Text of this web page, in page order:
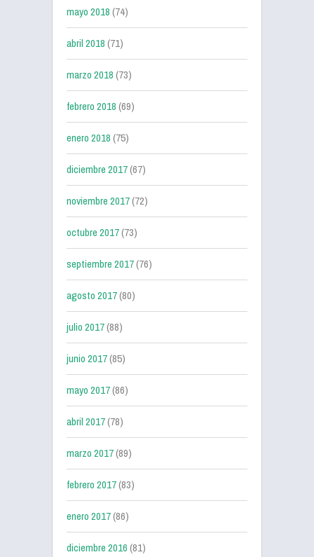
mayo 2018(74)
abril 2018(71)
marzo 2018(73)
febrero 2018(69)
enero 2018(75)
diciembre 2017(67)
noviembre 2017(72)
octubre 2017(73)
septiembre 2017(76)
agosto 2017(80)
julio 2017(88)
junio 2017(85)
mayo 2017(86)
abril 2017(78)
marzo 2017(89)
febrero 2017(83)
enero 2017(86)
diciembre 2016(81)